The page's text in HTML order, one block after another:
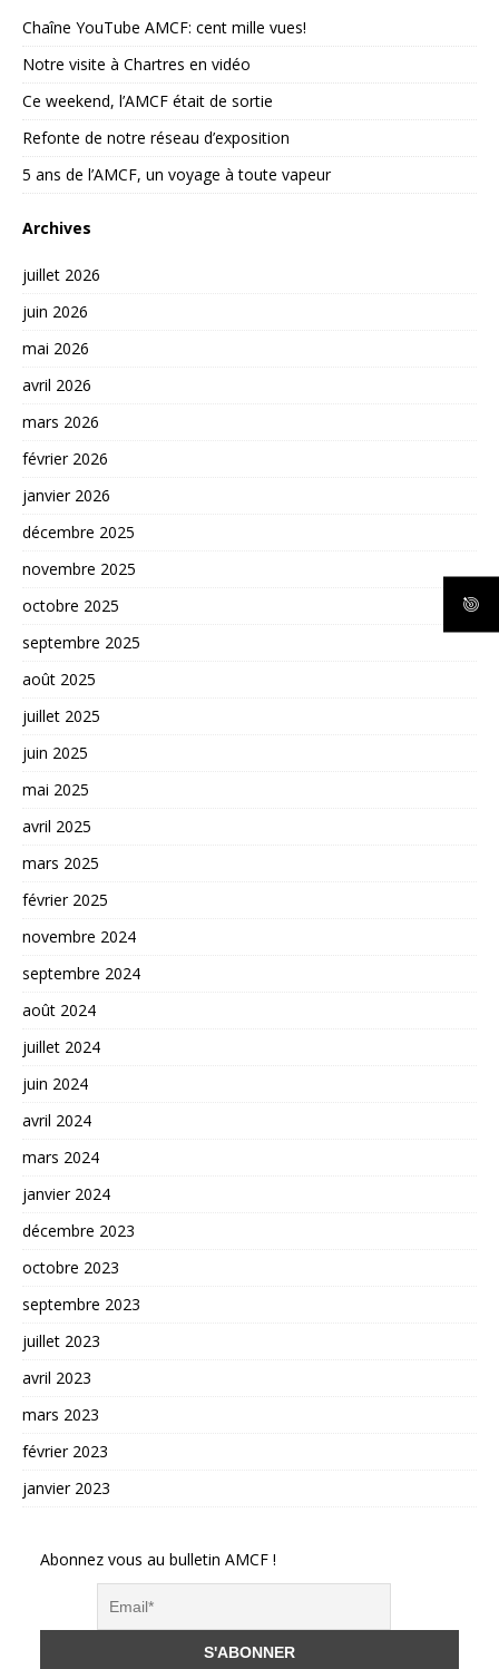
Chaîne YouTube AMCF: cent mille vues!
Notre visite à Chartres en vidéo
Ce weekend, l’AMCF était de sortie
Refonte de notre réseau d’exposition
5 ans de l’AMCF, un voyage à toute vapeur
Archives
juillet 2026
juin 2026
mai 2026
avril 2026
mars 2026
février 2026
janvier 2026
décembre 2025
novembre 2025
octobre 2025
septembre 2025
août 2025
juillet 2025
juin 2025
mai 2025
avril 2025
mars 2025
février 2025
novembre 2024
septembre 2024
août 2024
juillet 2024
juin 2024
avril 2024
mars 2024
janvier 2024
décembre 2023
octobre 2023
septembre 2023
juillet 2023
avril 2023
mars 2023
février 2023
janvier 2023
Abonnez vous au bulletin AMCF !